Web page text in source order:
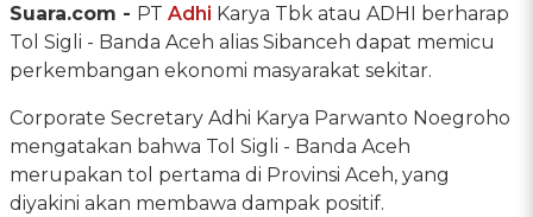
Suara.com - PT Adhi Karya Tbk atau ADHI berharap
Tol Sigli - Banda Aceh alias Sibanceh dapat memicu
perkembangan ekonomi masyarakat sekitar.
Corporate Secretary Adhi Karya Parwanto Noegroho
mengatakan bahwa Tol Sigli - Banda Aceh
merupakan tol pertama di Provinsi Aceh, yang
diyakini akan membawa dampak positif.